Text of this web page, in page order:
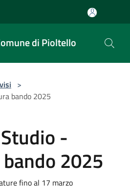
di Pioltello
>
bando 2025
-
2025
fino al 17 marzo